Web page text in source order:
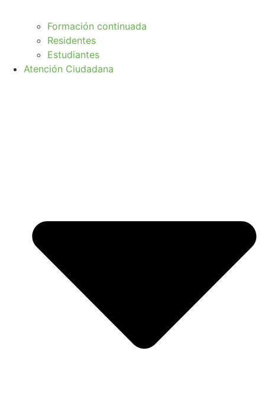
Formación continuada
Residentes
Estudiantes
Atención Ciudadana